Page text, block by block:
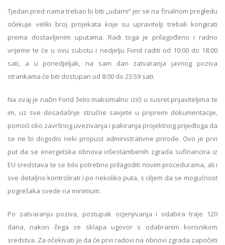
Tjedan pred nama trebao bi biti „udarni“ jer se na finalnom pregledu
očekuje veliki broj projekata koje su upravitelji trebali korigirati
prema dostavljenim uputama. Radi toga je prilagođeno i radno
vrijeme te će u ovu subotu i nedjelju Fond raditi od 10:00 do 18:00
sati, a u ponedjeljak, na sam dan zatvaranja javnog poziva
strankama će biti dostupan od 8:00 do 23:59 sati.
Na ovaj je način Fond želio maksimalno izići u susret prijaviteljima te
im, uz sve dosadašnje stručne savjete u pripremi dokumentacije,
pomoći oko završnog uvezivanja i pakiranja projektnog prijedloga da
se ne bi dogodio neki propust administrativne prirode. Ovo je prvi
put da se energetska obnova višestambenih zgrada sufinancira iz
EU sredstava te se bilo potrebno prilagoditi novim procedurama, ali i
sve detaljno kontrolirati i po nekoliko puta, s ciljem da se mogućnost
pogrešaka svede na minimum.
Po zatvaranju poziva, postupak ocjenjivanja i odabira traje 120
dana, nakon čega se sklapa ugovor s odabranim korisnikom
sredstva. Za očekivati je da će prvi radovi na obnovi zgrada započeti